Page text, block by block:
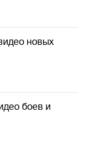
новых
боев и